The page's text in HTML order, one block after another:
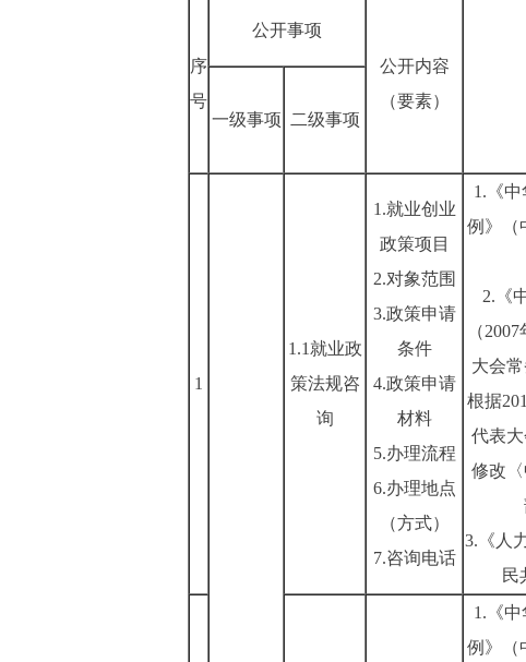
序
号
公开事项
公开内容
（要素）
一级事项 二级事项
1
1.1就业政
策法规咨
询
1.就业创业
政策项目
2.对象范围
3.政策申请
条件
4.政策申请
材料
5.办理流程
6.办理地点
（方式）
7.咨询电话
1.《
例》（
2.《
（
大会
根据
代表
修改
3.《人
民
1.《
例》（